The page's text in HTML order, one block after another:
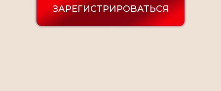
ЗАРЕГИСТРИРОВАТЬСЯ